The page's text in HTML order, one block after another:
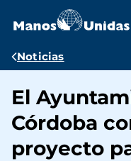
contenido
Ruta
navegación
Noticias
El
Córdoba
proyecto